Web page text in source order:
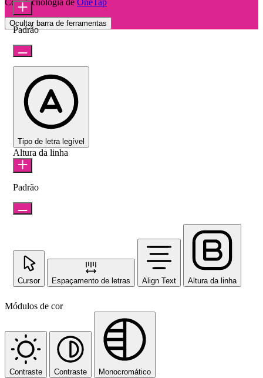
Ocultar barra de ferramentas
Padrão
Tipo de letra legível
Altura da linha
Padrão
Cursor Espaçamento de letras Align Text Altura da linha
Módulos de cor
Contraste Contraste Monocromático